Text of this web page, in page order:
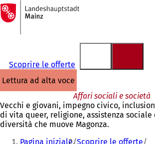
Vai al contenuto
Alla
pagina
iniziale
Scoprire le offerte
lettura ad alta voce
Affari sociali e società
Vecchi e giovani, impegno civico,
di vita queer, religione, assistenza sociale
diversità che muove Magonza.
SietePagina iniziale Scoprire le offerte